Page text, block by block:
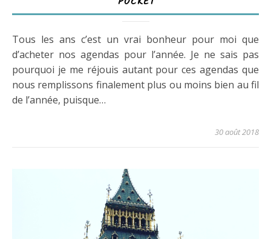
Tous les ans c’est un vrai bonheur pour moi que
d’acheter nos agendas pour l’année. Je ne sais pas
pourquoi je me réjouis autant pour ces agendas que
nous remplissons finalement plus ou moins bien au fil
de l’année, puisque…
30 août 2018